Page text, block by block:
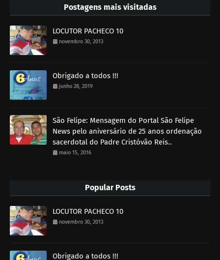
Postagens mais visitadas
LOCUTOR PACHECO 10
novembro 30, 2013
Obrigado a todos !!!
junho 28, 2019
São Felipe: Mensagem do Portal São Felipe
News pelo aniversário de 25 anos ordenação
sacerdotal do Padre Cristóvão Reis..
maio 15, 2016
Popular Posts
LOCUTOR PACHECO 10
novembro 30, 2013
Obrigado a todos !!!